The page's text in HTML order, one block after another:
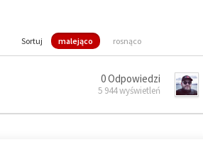
Sortuj malejąco rosnąco
0 Odpowiedzi
5 944 wyświetleń